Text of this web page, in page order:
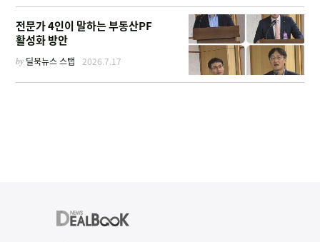
전문가 4인이 말하는 부동산PF
활성화 방안
by 딜북뉴스 스탭 2026.7.17